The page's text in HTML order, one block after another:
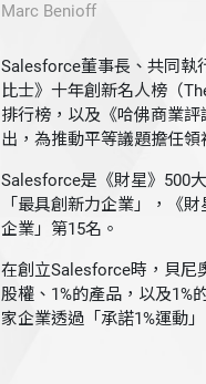
Marc Benioff
Salesforce董事長、共同執
比士》十年創新名人榜（
排行榜，以及《哈佛商業
出，為推動平等議題擔任
Salesforce是《財星》500
「最具創新力企業」，《
企業」第15名。
在創立Salesforce時，貝尼
股權、1%的產品，以及1%
家企業透過「承諾1%運動